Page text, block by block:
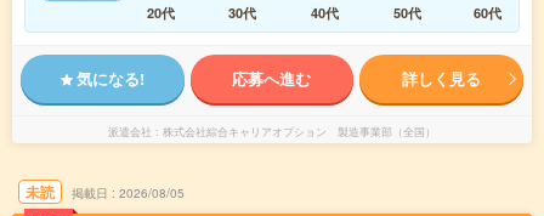
20代
30代 40代 50代 60代
気になる! 応募へ進む 詳しく見る
派遣会社 株式会社綜合キャリアオプション 製造事業部（全国）
未読 掲載日 2026/08/05